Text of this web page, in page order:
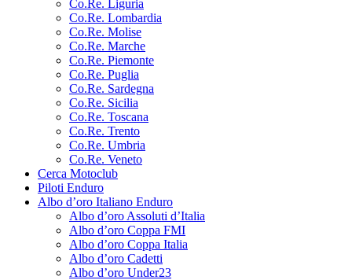
Co.Re. Liguria
Co.Re. Lombardia
Co.Re. Molise
Co.Re. Marche
Co.Re. Piemonte
Co.Re. Puglia
Co.Re. Sardegna
Co.Re. Sicilia
Co.Re. Toscana
Co.Re. Trento
Co.Re. Umbria
Co.Re. Veneto
Cerca Motoclub
Piloti Enduro
Albo d’oro Italiano Enduro
Albo d’oro Assoluti d’Italia
Albo d’oro Coppa FMI
Albo d’oro Coppa Italia
Albo d’oro Cadetti
Albo d’oro Under23